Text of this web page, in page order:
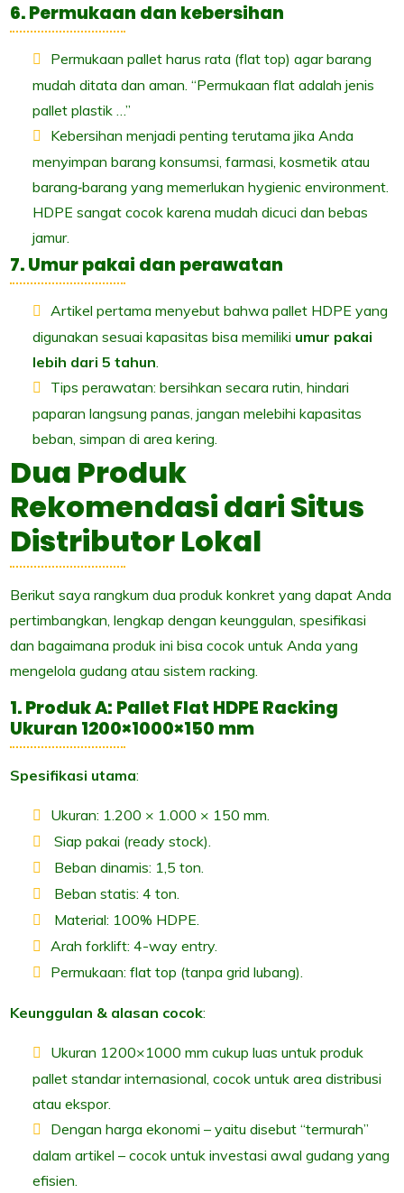
6. Permukaan dan kebersihan
Permukaan pallet harus rata (flat top) agar barang
mudah ditata dan aman. “Permukaan flat adalah jenis
pallet plastik …”
Kebersihan menjadi penting terutama jika Anda
menyimpan barang konsumsi, farmasi, kosmetik atau
barang‐barang yang memerlukan hygienic environment.
HDPE sangat cocok karena mudah dicuci dan bebas
jamur.
7. Umur pakai dan perawatan
Artikel pertama menyebut bahwa pallet HDPE yang
digunakan sesuai kapasitas bisa memiliki umur pakai
lebih dari 5 tahun.
Tips perawatan: bersihkan secara rutin, hindari
paparan langsung panas, jangan melebihi kapasitas
beban, simpan di area kering.
Dua Produk
Rekomendasi dari Situs
Distributor Lokal
Berikut saya rangkum dua produk konkret yang dapat Anda
pertimbangkan, lengkap dengan keunggulan, spesifikasi
dan bagaimana produk ini bisa cocok untuk Anda yang
mengelola gudang atau sistem racking.
1. Produk A: Pallet Flat HDPE Racking
Ukuran 1200×1000×150 mm
Spesifikasi utama:
Ukuran: 1.200 × 1.000 × 150 mm.
Siap pakai (ready stock).
Beban dinamis: 1,5 ton.
Beban statis: 4 ton.
Material: 100% HDPE.
Arah forklift: 4-way entry.
Permukaan: flat top (tanpa grid lubang).
Keunggulan & alasan cocok:
Ukuran 1200×1000 mm cukup luas untuk produk
pallet standar internasional, cocok untuk area distribusi
atau ekspor.
Dengan harga ekonomi – yaitu disebut “termurah”
dalam artikel – cocok untuk investasi awal gudang yang
efisien.